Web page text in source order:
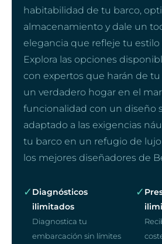
habitabilidad de tu barco,
almacenamiento y dale un
elegancia que refleje tu estilo
Explora las opciones
con expertos que harán de
un verdadero hogar en el
funcionalidad con un diseño
adaptado a las exigencias
tu barco en un refugio de
los mejores diseñadores de
✓ Diagnósticos
ilimitados
Diagnostica tu
embarcación sin límites
✓